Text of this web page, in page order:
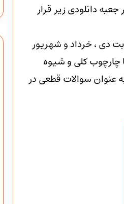
دانلودی زیر قرار
دی ، خرداد و شهریور
چارچوب کلی و شیوه
عنوان سوالات قطعی در